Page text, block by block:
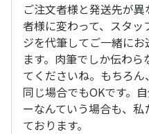
ご注文者様と発送先が
者様に変わって、スタッ
ジを代筆してご一緒に
ます。肉筆でしか伝わ
てくださいね。もちろ
同じ場合でもOKです。
ーなんていう場合も、
ております。